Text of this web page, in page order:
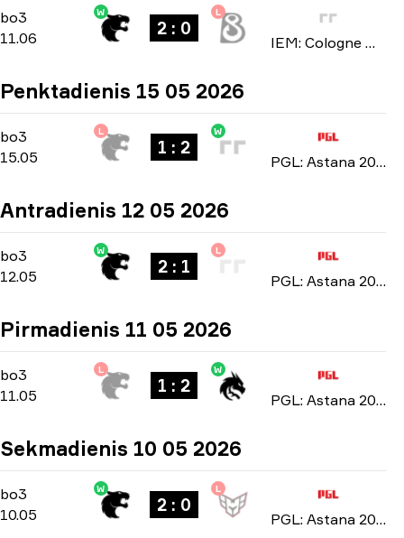
bo3
bo3
11.06
W
2 : 0
L
IEM: Cologne Major 2026
Penktadienis 15 05 2026
bo3 -bo3
15.05
L
1 : 2
W
PGL: Astana 2026
Antradienis 12 05 2026
bo3 Group Stage-bo3
12.05
W
2 : 1
L
PGL: Astana 2026
Pirmadienis 11 05 2026
bo3 Group Stage-bo3
11.05
L
1 : 2
W
PGL: Astana 2026
Sekmadienis 10 05 2026
bo3 Group Stage-bo3
10.05
W
2 : 0
L
PGL: Astana 2026